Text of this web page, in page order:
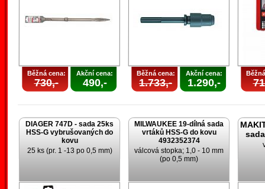
Běžná cena:
730,-
Akční cena:
490,-
Běžná cena:
1.733,-
Akční cena:
1.290,-
DIAGER 747D - sada 25ks
HSS-G vybrušovaných do
kovu
25 ks (pr. 1 -13 po 0,5 mm)
MILWAUKEE 19-dílná sada
vrtáků HSS-G do kovu
4932352374
válcová stopka; 1,0 - 10 mm
(po 0,5 mm)